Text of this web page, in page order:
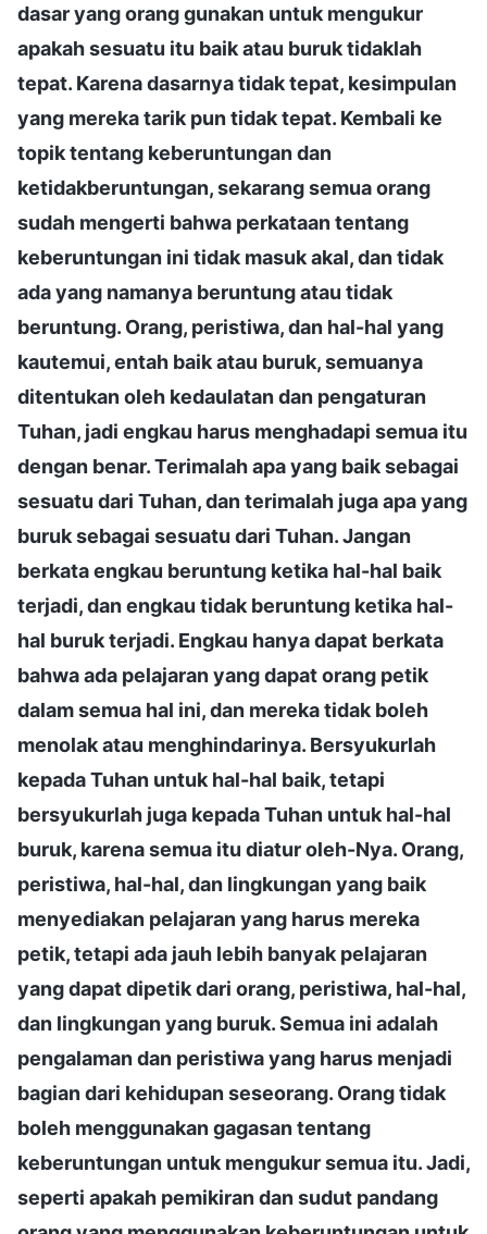
dasar yang orang gunakan untuk mengukur
apakah sesuatu itu baik atau buruk tidaklah
tepat. Karena dasarnya tidak tepat, kesimpulan
yang mereka tarik pun tidak tepat. Kembali ke
topik tentang keberuntungan dan
ketidakberuntungan, sekarang semua orang
sudah mengerti bahwa perkataan tentang
keberuntungan ini tidak masuk akal, dan tidak
ada yang namanya beruntung atau tidak
beruntung. Orang, peristiwa, dan hal-hal yang
kautemui, entah baik atau buruk, semuanya
ditentukan oleh kedaulatan dan pengaturan
Tuhan, jadi engkau harus menghadapi semua itu
dengan benar. Terimalah apa yang baik sebagai
sesuatu dari Tuhan, dan terimalah juga apa yang
buruk sebagai sesuatu dari Tuhan. Jangan
berkata engkau beruntung ketika hal-hal baik
terjadi, dan engkau tidak beruntung ketika hal-
hal buruk terjadi. Engkau hanya dapat berkata
bahwa ada pelajaran yang dapat orang petik
dalam semua hal ini, dan mereka tidak boleh
menolak atau menghindarinya. Bersyukurlah
kepada Tuhan untuk hal-hal baik, tetapi
bersyukurlah juga kepada Tuhan untuk hal-hal
buruk, karena semua itu diatur oleh-Nya. Orang,
peristiwa, hal-hal, dan lingkungan yang baik
menyediakan pelajaran yang harus mereka
petik, tetapi ada jauh lebih banyak pelajaran
yang dapat dipetik dari orang, peristiwa, hal-hal,
dan lingkungan yang buruk. Semua ini adalah
pengalaman dan peristiwa yang harus menjadi
bagian dari kehidupan seseorang. Orang tidak
boleh menggunakan gagasan tentang
keberuntungan untuk mengukur semua itu. Jadi,
seperti apakah pemikiran dan sudut pandang